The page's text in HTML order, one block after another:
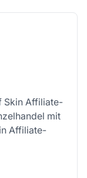
Skin Affiliate-
mit
Affiliate-